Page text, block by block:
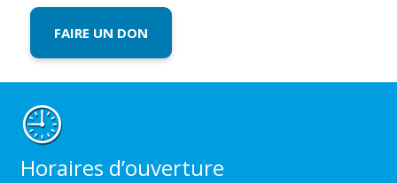
FAIRE UN DON
Horaires d’ouverture